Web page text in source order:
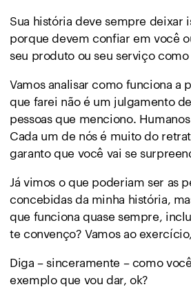
Sua história deve sempre deixar
porque devem confiar em você
seu produto ou seu serviço
Vamos analisar como funciona a
que farei não é um julgamento
pessoas que menciono.
Cada um de nós é muito do
garanto que você vai se
Já vimos o que poderiam ser as
concebidas da minha história,
que funciona quase sempre,
te convenço? Vamos ao
Diga – sinceramente – como
exemplo que vou dar, ok?